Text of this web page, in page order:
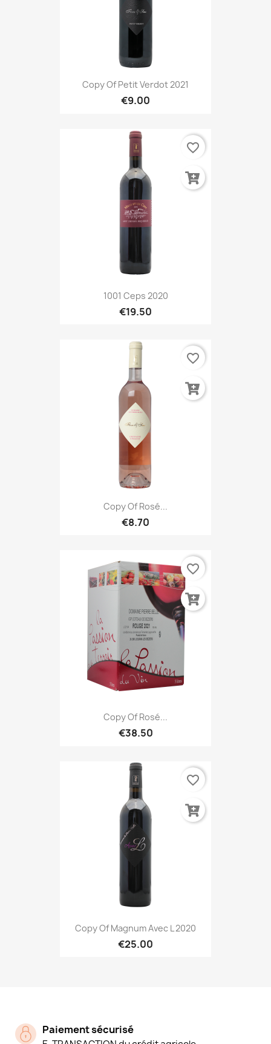
Copy Of Petit Verdot 2021
€9.00
1001 Ceps 2020
€19.50
favorite_border
Copy Of Rosé...
€8.70
favorite_border
Copy Of Rosé...
€38.50
favorite_border
Copy Of Magnum Avec L 2020
€25.00
favorite_border
Paiement sécurisé